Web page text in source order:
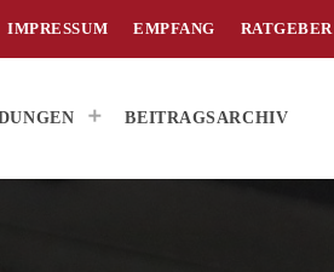
IMPRESSUM EMPFANG RATGEBER
BEITRAGSARCHIV